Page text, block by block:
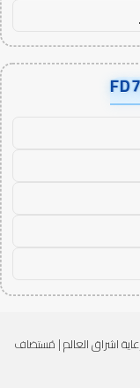
اشراق العالم| مُستضاف